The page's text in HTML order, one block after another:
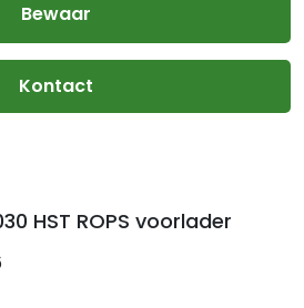
Kontact
HST ROPS voorlader